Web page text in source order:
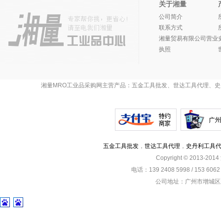
关于湘量
公司简介
联系方式
湘量贸易有限公司营业
执照
湘量MRO工业品采购网主营产品：五金工具批发、世达工具代理、
五金工具批发 ， 世达工具代理 ， 史丹利工具
Copyright © 2013-2014
电话：139 2408 5998 / 153
公司地址：广州市增城